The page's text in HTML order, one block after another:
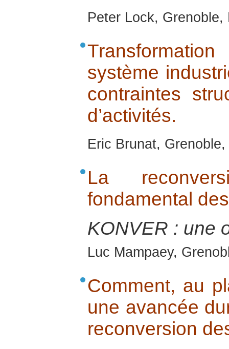
Peter Lock,
système
contraintes
d’activités.
Eric Brunat,
La
fondamental
KONVER : une
Luc Mampaey,
Comment, au
une avancée
reconversion